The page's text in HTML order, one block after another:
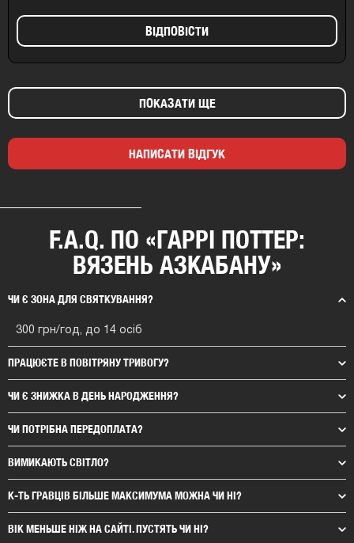
ВIДПОВIСТИ
ПОКАЗАТИ ЩЕ
НАПИСАТИ ВІДГУК
F.A.Q. ПО «ГАРРІ ПОТТЕР:
ВЯЗЕНЬ АЗКАБАНУ»
ЧИ Є ЗОНА ДЛЯ СВЯТКУВАННЯ?
300 грн/год, до 14 осіб
ПРАЦЮЄТЕ В ПОВІТРЯНУ ТРИВОГУ?
ЧИ Є ЗНИЖКА В ДЕНЬ НАРОДЖЕННЯ?
ЧИ ПОТРІБНА ПЕРЕДОПЛАТА?
ВИМИКАЮТЬ СВІТЛО?
К-ТЬ ГРАВЦІВ БІЛЬШЕ МАКСИМУМА МОЖНА ЧИ НІ?
ВІК МЕНЬШЕ НІЖ НА САЙТІ. ПУСТЯТЬ ЧИ НІ?